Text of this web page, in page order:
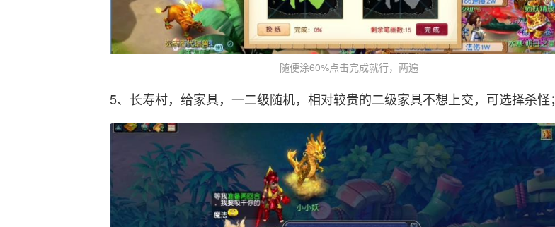
随便涂60%点击完成就行，两遍
5、长寿村，给家具，一二级随机，相对较贵的二级家具不想上交，可选择杀怪；